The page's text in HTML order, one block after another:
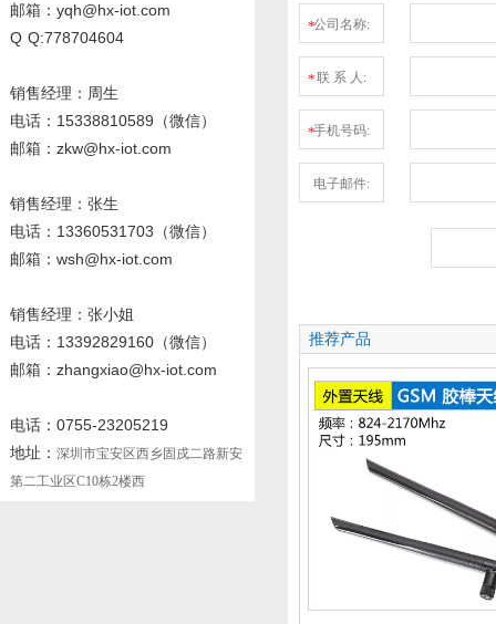
邮箱：yqh@hx-iot.com
Q Q:778704604
销售经理：周生
电话 ：15338810589 （微信）
邮箱：zkw@hx-iot.com
销售经理：张生
电话 ：13360531703 （微信）
邮箱：wsh@hx-iot.com
销售经理：张小姐
电话 ：13392829160 （微信）
邮箱：zhangxiao@hx-iot.com
电话：0755-23205219
地址： 深圳市宝安区西乡固戍二路新安
第二工业区C10栋2楼西
*公司名称:
*联 系 人:
*手机号码:
电子邮件:
推荐产品